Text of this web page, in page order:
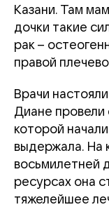
Казани. Там
дочки такие
рак –
правой
Врачи
Диане
которой
выдержала. На
восьмилетней
ресурсах она
тяжелейшее